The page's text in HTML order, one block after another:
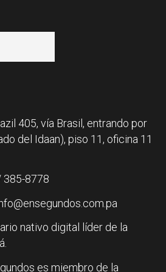
405, vía Brasil, entrando por
del Idaan), piso 11, oficina 11
385-8778
nativo digital líder de la
es miembro de la